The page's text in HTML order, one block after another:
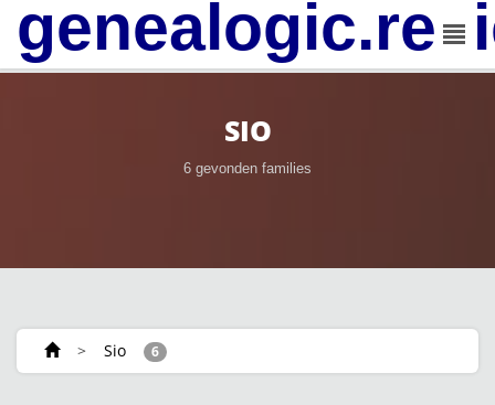
SIO
6 gevonden families
> Sio 6